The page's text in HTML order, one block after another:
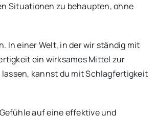
Situationen zu behaupten, ohne
In einer Welt, in der wir ständig mit
ein wirksames Mittel zur
kannst du mit Schlagfertigkeit
auf eine effektive und